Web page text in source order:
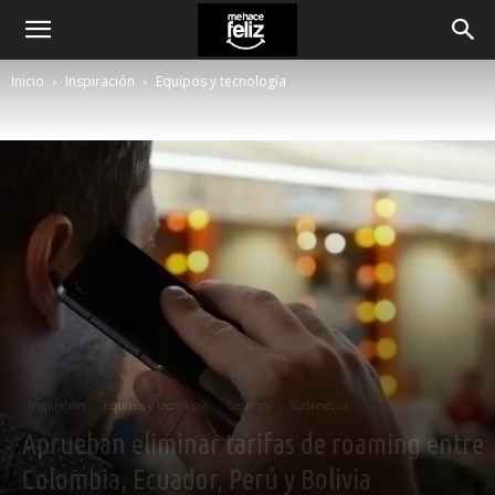
Inicio Inspiración Equipos y tecnología
Inspiración Equipos y tecnología Destinos Sudamérica
Aprueban eliminar tarifas de roaming entre
Colombia, Ecuador, Perú y Bolivia